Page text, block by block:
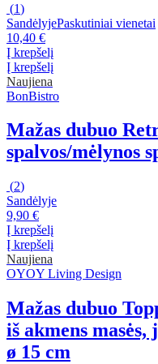
(1)
SandėlyjePaskutiniai vienetai
10,40 €
Į krepšelį
Į krepšelį
Naujiena
BonBistro
Mažas dubuo
spalvos/mėlynos
(2)
Sandėlyje
9,90 €
Į krepšelį
Į krepšelį
Naujiena
OYOY Living Design
Mažas dubuo
iš akmens masės,
ø 15 cm